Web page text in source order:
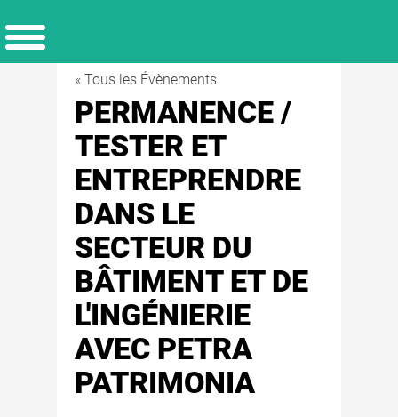
« Tous les Évènements
PERMANENCE /
TESTER ET
ENTREPRENDRE
DANS LE
SECTEUR DU
BÂTIMENT ET DE
L'INGÉNIERIE
AVEC PETRA
PATRIMONIA